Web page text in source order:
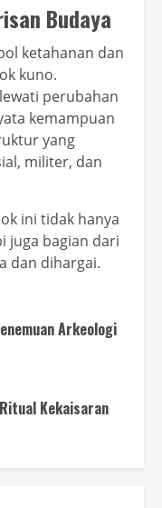
Budaya
ketahanan dan
kuno.
perubahan
kemampuan
yang
militer, dan
ini tidak hanya
juga bagian dari
dan dihargai.
Arkeologi
Kekaisaran